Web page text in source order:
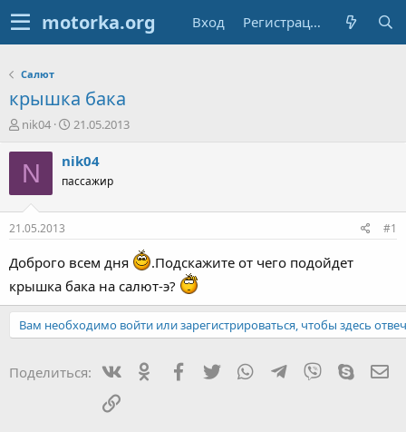
Вход Регистрация
Салют
крышка бака
А
т
о
е
м
ы
nik04
Д
т
н
а
21.05.2013
N nik04
пассажир
21.05.2013 #1
Доброго всем дня
.Подскажите от чего подойдет
крышка бака на салют-э?
Вам необходимо войти или зарегистрироваться, чтобы здесь
Поделиться: ВконтактеОдноклассники
Facebook
TwitterWhatsAppTelegram
Viber Skype
Ссылка